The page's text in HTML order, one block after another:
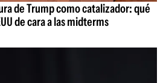
de Trump como catalizador: qué
de cara a las midterms